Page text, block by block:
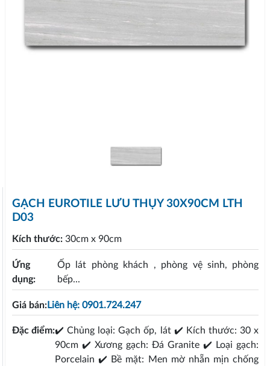
GẠCH EUROTILE LƯU THỤY 30X90CM LTH
D03
Kích thước: 30cm x 90cm
Ứng
dụng:
Ốp lát phòng khách , phòng vệ sinh, phòng
bếp...
Giá bán:Liên hệ: 0901.724.247
Đặc điểm:✔️ Chủng loại: Gạch ốp, lát ✔️ Kích thước: 30 x
90cm ✔️ Xương gạch: Đá Granite ✔️ Loại gạch:
Porcelain ✔️ Bề mặt: Men mờ nhẵn mịn chống